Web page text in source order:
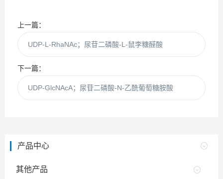
上一篇：
UDP-L-RhaNAc；尿苷二磷酸-L-鼠李糖醛酸
下一篇：
UDP-GlcNAcA；尿苷二磷酸-N-乙酰葡萄糖胺酸
产品中心
其他产品